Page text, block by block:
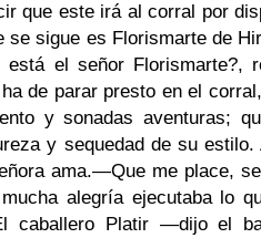
que este irá al corral por
se sigue es Florismarte de
el señor Florismarte?,
de parar presto en el
y sonadas aventuras;
y sequedad de su estilo.
ama.—Que me place,
alegría ejecutaba lo
caballero Platir —dijo el